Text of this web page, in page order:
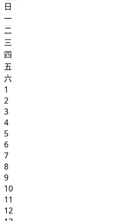
日
一
二
三
四
五
六
1
2
3
4
5
6
7
8
9
10
11
12